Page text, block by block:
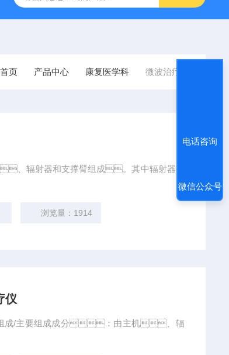
首页 产品中心 康复医学科 微波治疗仪
、辐射器和支撑臂组成。其中辐射器有
浏览量：1914
仪
组成/主要组成成分：由主机、辐
电话咨询
微信公众号